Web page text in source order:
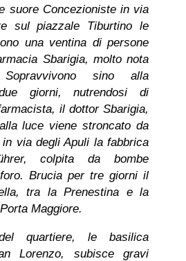
suore Concezioniste in via
sul piazzale Tiburtino le
una ventina di persone
Sbarigia, molto nota
sino alla
giorni, nutrendosi di
il dottor Sbarigia,
luce viene stroncato da
via degli Apuli la fabbrica
colpita da bombe
Brucia per tre giorni il
tra la Prenestina e la
Maggiore.
quartiere, le basilica
Lorenzo, subisce gravi